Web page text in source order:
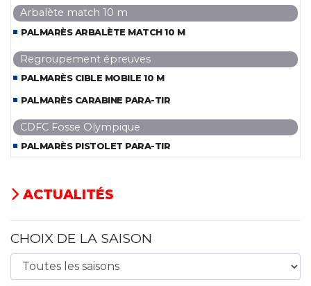
Arbalète match 10 m
PALMARÈS ARBALÈTE MATCH 10 M
Regroupement épreuves
PALMARÈS CIBLE MOBILE 10 M
PALMARÈS CARABINE PARA-TIR
CDFC Fosse Olympique
PALMARÈS PISTOLET PARA-TIR
ACTUALITÉS
CHOIX DE LA SAISON